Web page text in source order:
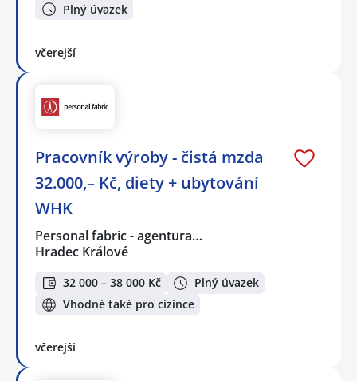
Plný úvazek
včerejší
Pracovník výroby - čistá mzda
32.000,– Kč, diety + ubytování
WHK
Personal fabric - agentura…
Hradec Králové
32 000 – 38 000 Kč
Plný úvazek
Vhodné také pro cizince
včerejší